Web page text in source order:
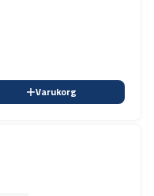
Varukorg